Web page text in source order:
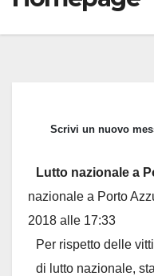
Lutto nazionale a
nazionale a Porto
2018 alle 17:33
Per rispetto delle
di lutto nazionale,